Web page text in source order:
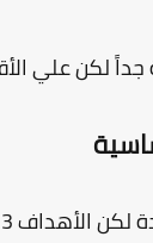
جداً لكن علي